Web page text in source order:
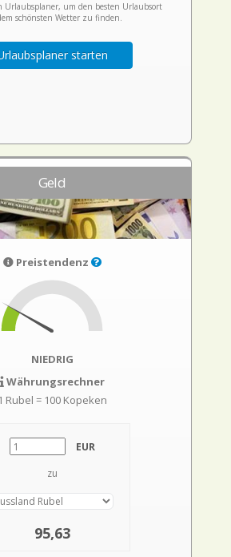
Urlaubsplaner, um den besten Urlaubsort
schönsten Wetter zu finden.
starten
Geld
Preistendenz
NIEDRIG
Währungsrechner
1 Rubel = 100 Kopeken
EUR
zu
95,63